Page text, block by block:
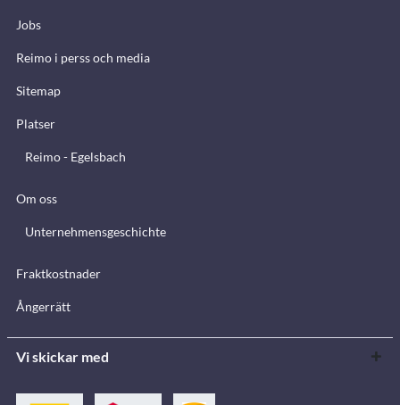
Jobs
Reimo i perss och media
Sitemap
Platser
Reimo - Egelsbach
Om oss
Unternehmensgeschichte
Fraktkostnader
Ångerrätt
Vi skickar med